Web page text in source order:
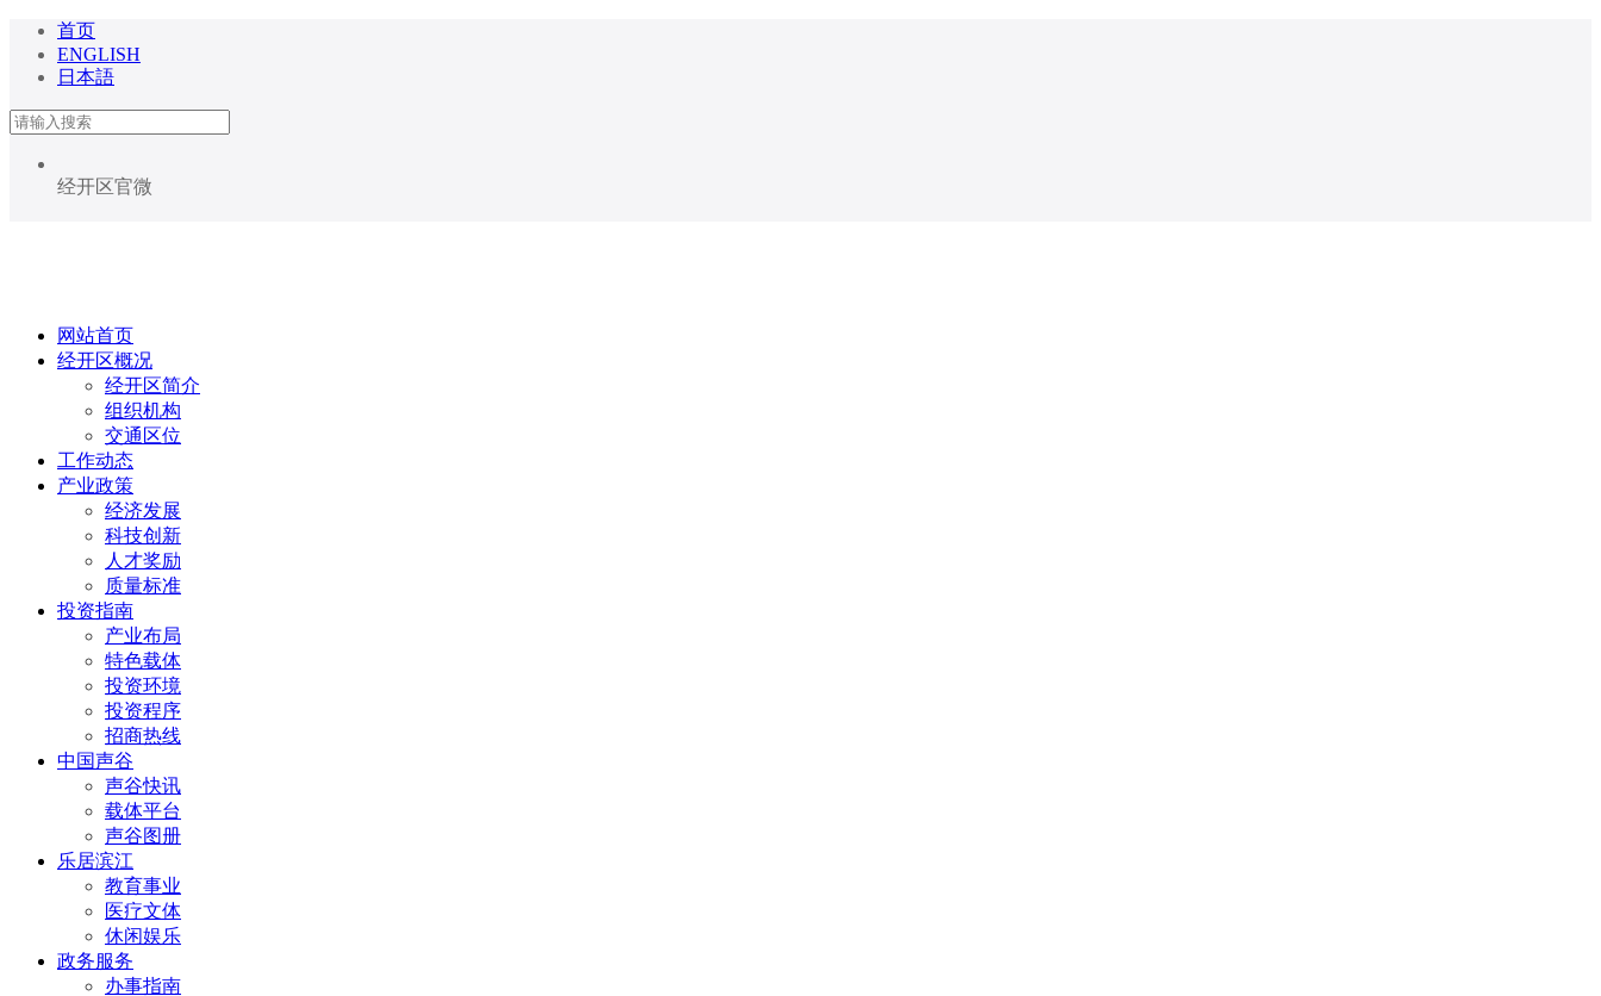
首页
ENGLISH
日本語
经开区官微
网站首页
经开区概况
经开区简介
组织机构
交通区位
工作动态
产业政策
经济发展
科技创新
人才奖励
质量标准
投资指南
产业布局
特色载体
投资环境
投资程序
招商热线
中国声谷
声谷快讯
载体平台
声谷图册
乐居滨江
教育事业
医疗文体
休闲娱乐
政务服务
办事指南